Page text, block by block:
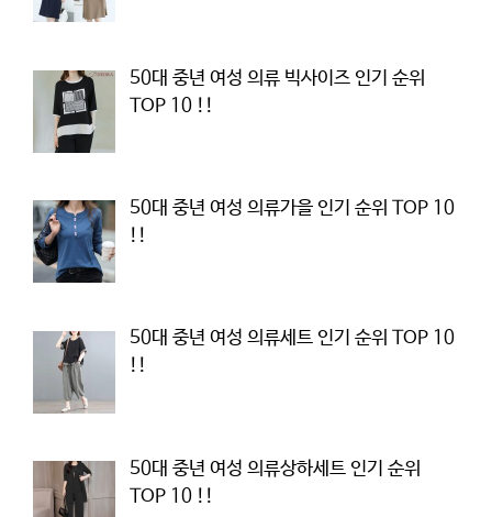
50대 중년 여성 의류 빅사이즈 인기 순위
TOP 10 !!
50대 중년 여성 의류가을 인기 순위 TOP 10
!!
50대 중년 여성 의류세트 인기 순위 TOP 10
!!
50대 중년 여성 의류상하세트 인기 순위
TOP 10 !!